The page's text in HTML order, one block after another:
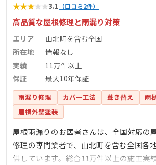
★★★★★3.1 （口コミ2件）
高品質な屋根修理と雨漏り対策
エリア
山北町を含む全国
所在地
情報なし
実績
11万件以上
保証
最大10年保証
雨漏り修理 カバー工法 葺き替え
雨
屋根外壁塗装
屋根雨漏りのお医者さんは、全国対応の
修理の専門業者で、山北町を含む全国各
供しています。総合11万件以上の施工実